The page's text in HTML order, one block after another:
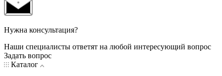
Нужна консультация?
Наши специалисты ответят на любой интересующий вопрос
Задать вопрос
Каталог